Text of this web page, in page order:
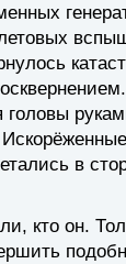
головы
в
кто он.